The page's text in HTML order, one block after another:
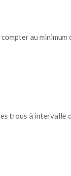
au minimum
trous à intervalle